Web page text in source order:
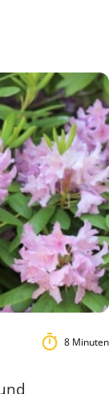
8 Minuten